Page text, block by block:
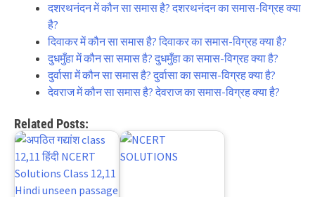
दशरथनंदन में कौन सा समास है? दशरथनंदन का समास-विग्रह क्या
है?
दिवाकर में कौन सा समास है? दिवाकर का समास-विग्रह क्या है?
दुधमुँहा में कौन सा समास है? दुधमुँहा का समास-विग्रह क्या है?
दुर्वासा में कौन सा समास है? दुर्वासा का समास-विग्रह क्या है?
देवराज में कौन सा समास है? देवराज का समास-विग्रह क्या है?
Related Posts: